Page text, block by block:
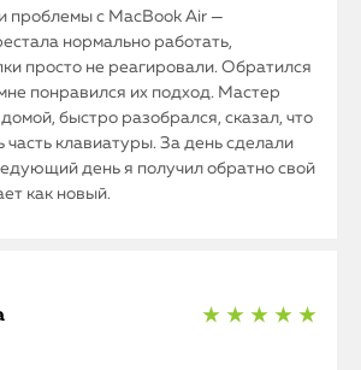
проблемы с MacBook Air —
нормально работать,
просто не реагировали. Обратился
понравился их подход. Мастер
быстро разобрался, сказал, что
часть клавиатуры. За день сделали
день я получил обратно свой
как новый.
★ ★ ★ ★ ★